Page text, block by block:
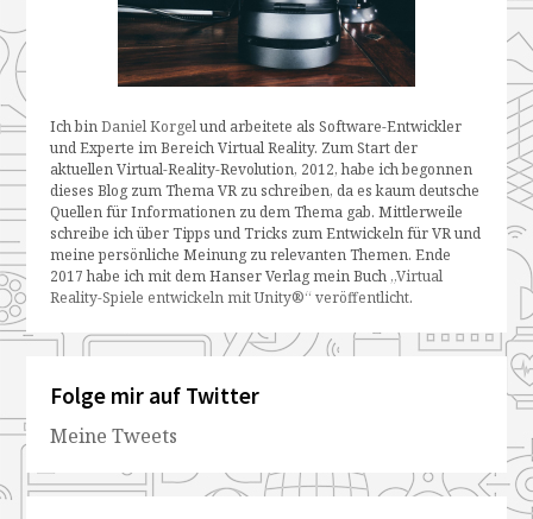
Ich binDaniel Korgelund arbeitete als Software-Entwickler
und Experte im Bereich Virtual Reality. Zum Start der
aktuellen Virtual-Reality-Revolution, 2012, habe ich begonnen
dieses Blog zum Thema VR zu schreiben, da es kaum deutsche
Quellen für Informationen zu dem Thema gab. Mittlerweile
schreibe ich über Tipps und Tricks zum Entwickeln für VR und
meine persönliche Meinung zu relevanten Themen. Ende
2017 habe ich mit dem Hanser Verlag mein Buch „Virtual
Reality-Spiele entwickeln mit Unity®“ veröffentlicht.
Folge mir auf Twitter
Meine Tweets